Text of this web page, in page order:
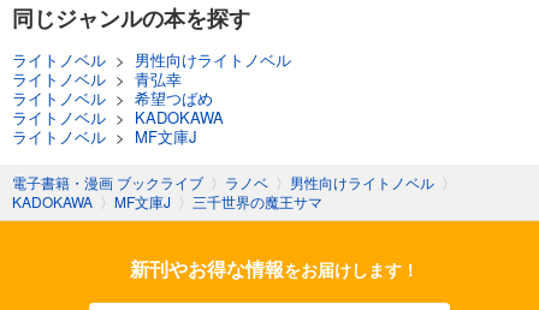
同じジャンルの本を探す
ライトノベル > 男性向けライトノベル
ライトノベル > 青弘幸
ライトノベル > 希望つばめ
ライトノベル > KADOKAWA
ライトノベル > MF文庫J
電子書籍・漫画 ブックライブ 〉 ラノベ 〉 男性向けライトノベル 〉
KADOKAWA 〉 MF文庫J 〉 三千世界の魔王サマ
新刊やお得な情報をお届けします！